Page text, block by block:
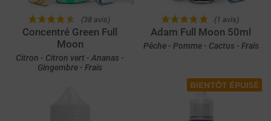
(38 avis)
Concentré Green Full
Moon
Citron - Citron vert - Ananas -
Gingembre - Frais
(1 avis)
Adam Full Moon 50ml
Pêche - Pomme - Cactus - Frais
BIENTÔT ÉPUISÉ